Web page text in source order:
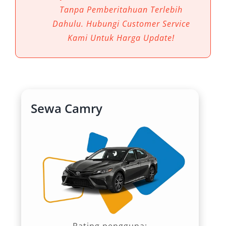
besar seperti Surabaya. Dengan berbagai fitur
canggih, desain elegan, dan performa mesin
yang tangguh, mobil ini menjadi opsi unggulan
baik untuk keperluan harian, antar jemput
Berikut ini enam keunggulan utama All New
Camry yang menjadikannya pilihan ideal untuk
mendukung mobilitas Anda di Surabaya:
1. Desain Elegan dan Berkelas
Tampilan luar All New Camry menawarkan
perpaduan antara kesan modern dan
Tanpa Pemberitahuan Terlebih
Dahulu. Hubungi Customer Service
Kami Untuk Harga Update!
Sewa Camry